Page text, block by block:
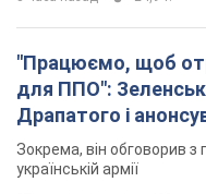
В окупованій Ялті
валить чорний
Місто, ймовірно,
2 часа назад